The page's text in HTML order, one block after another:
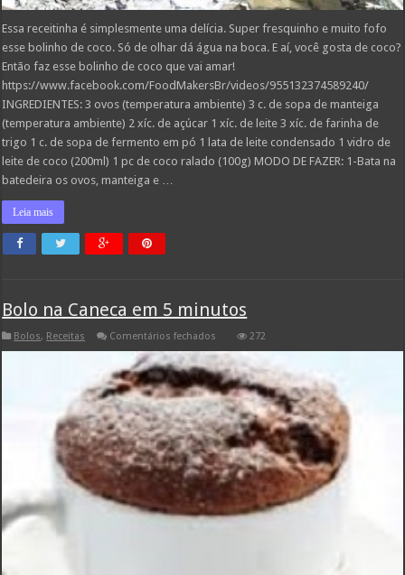
Essa receitinha é simplesmente uma delícia. Super fresquinho e muito fofo
esse bolinho de coco. Só de olhar dá água na boca. E aí, você gosta de coco?
Então faz esse bolinho de coco que vai amar!
https://www.facebook.com/FoodMakersBr/videos/955132374589240/
INGREDIENTES: 3 ovos (temperatura ambiente) 3 c. de sopa de manteiga
(temperatura ambiente) 2 xíc. de açúcar 1 xíc. de leite 3 xíc. de farinha de
trigo 1 c. de sopa de fermento em pó 1 lata de leite condensado 1 vidro de
leite de coco (200ml) 1 pc de coco ralado (100g) MODO DE FAZER: 1-Bata na
batedeira os ovos, manteiga e …
Leia mais
Bolo na Caneca em 5 minutos
Bolos, Receitas Comentários fechados
na
Caneca
em
5
minutos
272